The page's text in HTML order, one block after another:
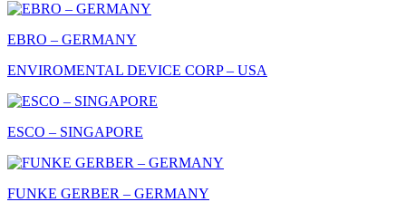
EBRO – GERMANY
ENVIROMENTAL DEVICE CORP – USA
ESCO – SINGAPORE
FUNKE GERBER – GERMANY